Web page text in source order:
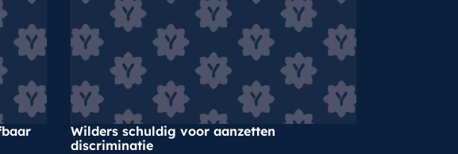
Wilders schuldig voor aanzetten
discriminatie